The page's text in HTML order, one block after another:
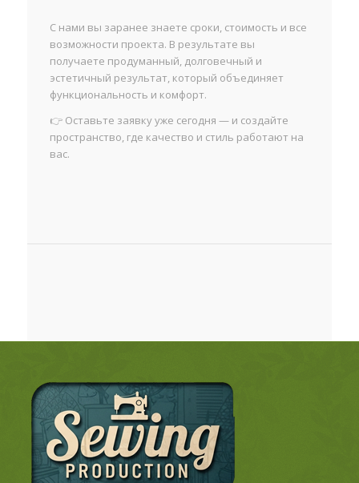
С нами вы заранее знаете сроки, стоимость и все
возможности проекта. В результате вы
получаете продуманный, долговечный и
эстетичный результат, который объединяет
функциональность и комфорт.
👉 Оставьте заявку уже сегодня — и создайте
пространство, где качество и стиль работают на
вас.